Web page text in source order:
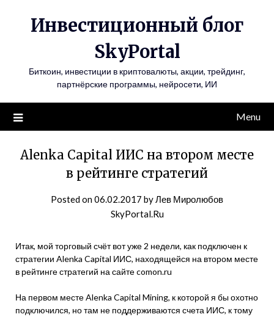
Инвестиционный блог
SkyPortal
Биткоин, инвестиции в криптовалюты, акции, трейдинг,
партнёрские программы, нейросети, ИИ
Menu
Alenka Capital ИИС на втором месте
в рейтинге стратегий
Posted on06.02.2017 byЛев Миролюбов
SkyPortal.Ru
Итак, мой торговый счёт вот уже 2 недели, как подключен к
стратегии Alenka Capital ИИС, находящейся на втором месте
в рейтинге стратегий на сайте comon.ru
На первом месте Alenka Capital Mining, к которой я бы охотно
подключился, но там не поддерживаются счета ИИС, к тому